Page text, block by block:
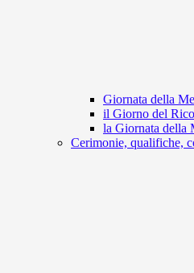
Giornata della
il Giorno del
la Giornata della
Cerimonie, qualifiche,